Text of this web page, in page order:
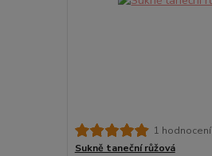
1 hodnocení
Sukně taneční růžová